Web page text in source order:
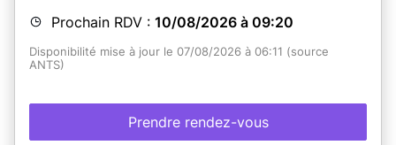
Prochain RDV : 10/08/2026 à 09:20
Disponibilité mise à jour le 07/08/2026 à 06:11 (source
ANTS)
Prendre rendez-vous